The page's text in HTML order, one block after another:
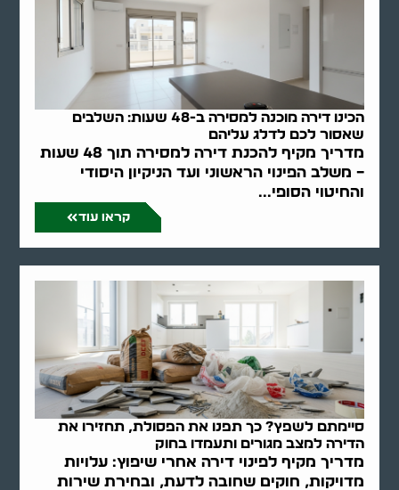
הכינו דירה מוכנה למסירה ב-48 שעות: השלבים
שאסור לכם לדלג עליהם
מדריך מקיף להכנת דירה למסירה תוך 48 שעות
– משלב הפינוי הראשוני ועד הניקיון היסודי
והחיטוי הסופי...
קראו עוד
סיימתם לשפץ? כך תפנו את הפסולת, תחזירו את
הדירה למצב מגורים ותעמדו בחוק
מדריך מקיף לפינוי דירה אחרי שיפוץ: עלויות
מדויקות, חוקים שחובה לדעת, ובחירת שירות